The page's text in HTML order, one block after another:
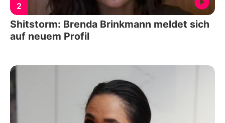
2
Shitstorm: Brenda Brinkmann meldet sich
auf neuem Profil